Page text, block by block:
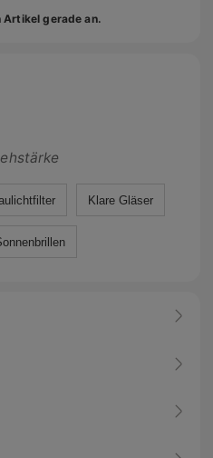
Artikel gerade an.
Klare Gläser